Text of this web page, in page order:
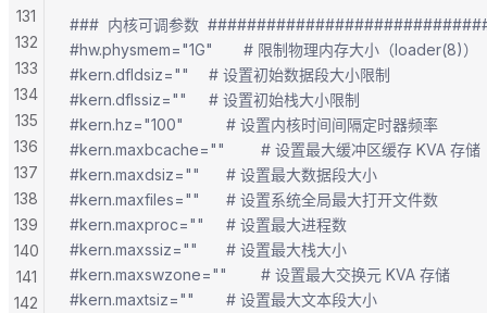
###  内核可调参数
#hw.physmem="1G"		# 限制物理内存大小（loader(8)）
#kern.dfldsiz=""		# 设置初始数据段大小限制
#kern.dflssiz=""		# 设置初始栈大小限制
#kern.hz="100"			# 设置内核时间间隔定时器频率
#kern.maxbcache=""		# 设置最大缓冲区缓存 KVA 存储
#kern.maxdsiz=""		# 设置最大数据段大小
#kern.maxfiles=""		# 设置系统全局最大打开文件数
#kern.maxproc=""		# 设置最大进程数
#kern.maxssiz=""		# 设置最大栈大小
#kern.maxswzone=""		# 设置最大交换元 KVA 存储
#kern.maxtsiz=""		# 设置最大文本段大小
131
132
133
134
135
136
137
138
139
140
141
142